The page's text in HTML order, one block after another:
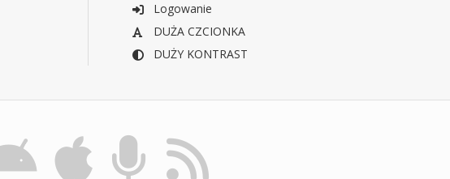
Logowanie
DUŻA CZCIONKA
DUŻY KONTRAST